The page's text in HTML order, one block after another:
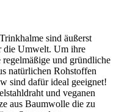
sind äußerst
die Umwelt. Um ihre
und gründliche
natürlichen Rohstoffen
sind dafür ideal geeignet!
und veganen
aus Baumwolle die zu